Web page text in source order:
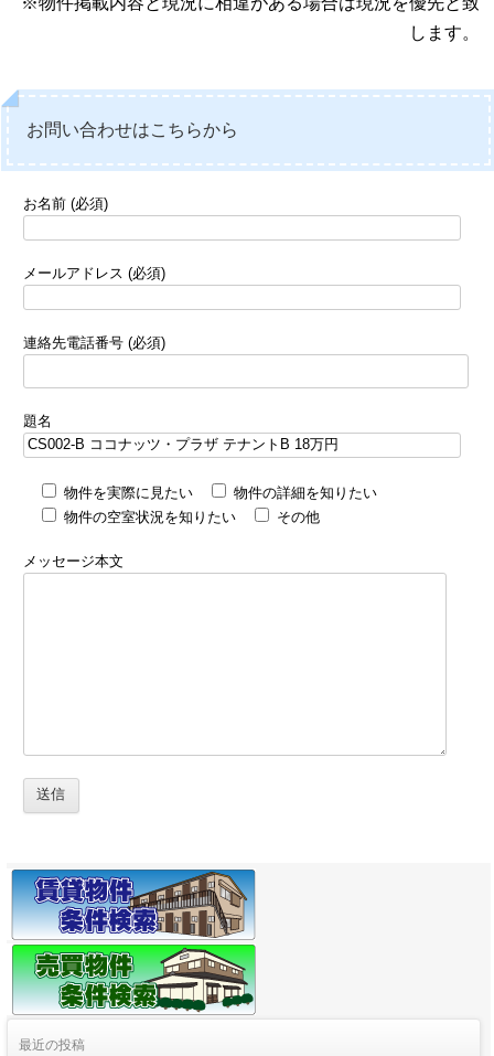
します。
お問い合わせはこちらから
お名前 (必須)
メールアドレス (必須)
連絡先電話番号 (必須)
題名
物件を実際に見たい
物件の詳細を知りたい
物件の空室状況を知りたい
その他
メッセージ本文
最近の投稿